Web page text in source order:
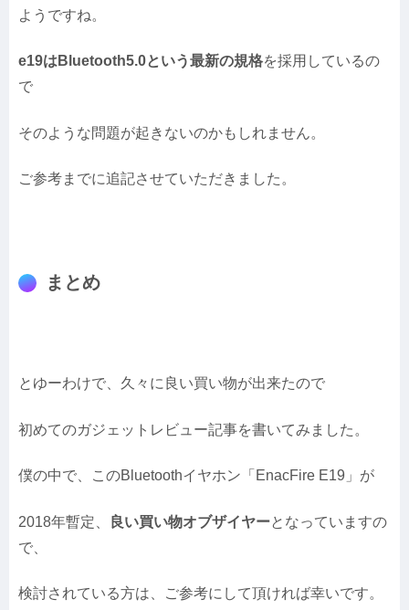
ようですね。
e19はBluetooth5.0という最新の規格を採用しているの
で
そのような問題が起きないのかもしれません。
ご参考までに追記させていただきました。
まとめ
とゆーわけで、久々に良い買い物が出来たので
初めてのガジェットレビュー記事を書いてみました。
僕の中で、このBluetoothイヤホン「EnacFire E19」が
2018年暫定、 良い買い物オブザイヤーとなっていますの
で、
検討されている方は、ご参考にして頂ければ幸いです。